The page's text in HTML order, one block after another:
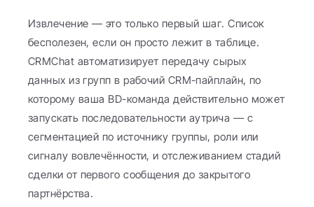
Извлечение — это только первый шаг. Список
бесполезен, если он просто лежит в таблице.
CRMChat автоматизирует передачу сырых
данных из групп в рабочий CRM-пайплайн, по
которому ваша BD-команда действительно может
запускать последовательности аутрича — с
сегментацией по источнику группы, роли или
сигналу вовлечённости, и отслеживанием стадий
сделки от первого сообщения до закрытого
партнёрства.